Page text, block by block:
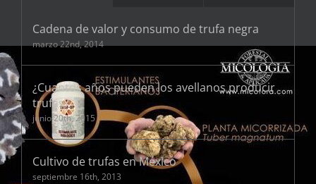
Cadena de valor y consumo de trufa negra
marzo 22nd, 2014
¿Cuantos años pueden los avellanos producir
trufas?
junio 20th, 2015
Cultivo de trufas en México
septiembre 16th, 2013